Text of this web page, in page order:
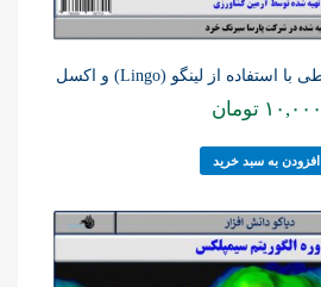
۱۰,۰۰۰ تومان
افزودن به سبد خرید